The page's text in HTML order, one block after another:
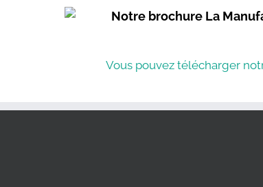
Notre brochure La
Vous pouvez télécharger